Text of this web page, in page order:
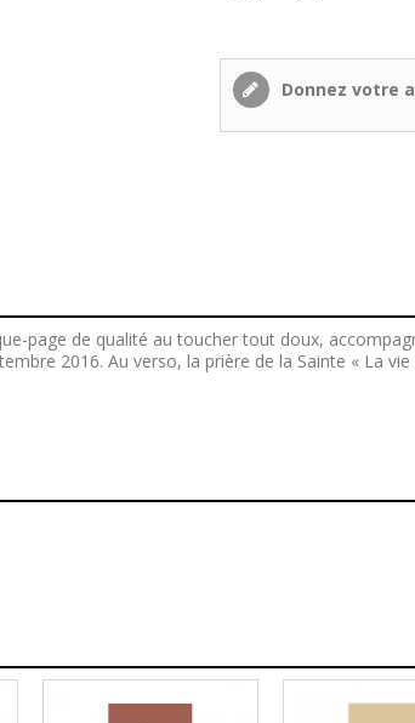
Donnez votre
page de qualité au toucher tout doux,
2016. Au verso, la prière de la Sainte « La